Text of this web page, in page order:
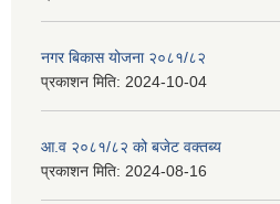
नगर बिकास योजना २०८१/८२
प्रकाशन मिति: 2024-10-04
आ.व २०८१/८२ को बजेट वक्तब्य
प्रकाशन मिति: 2024-08-16